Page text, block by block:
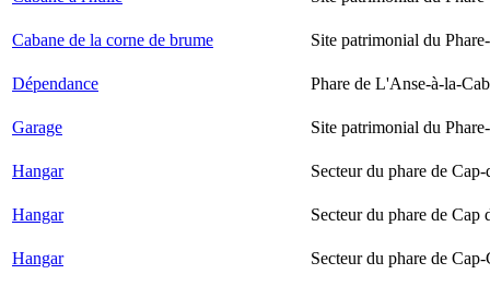
Cabane de la corne de brume Site patrimonial du
Dépendance Phare de L'Anse-à-la-
Garage Site patrimonial du
Hangar Secteur du phare de Cap-
Hangar Secteur du phare de Cap
Hangar Secteur du phare de Cap-